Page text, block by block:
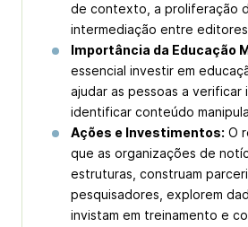
de contexto, a proliferação
intermediação entre
Importância da Educação
essencial investir em
ajudar as pessoas a verificar
identificar conteúdo
Ações e Investimentos: O
que as organizações de
estruturas, construam
pesquisadores, explorem
invistam em treinamento e